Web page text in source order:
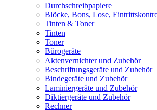
Durchschreibpapiere
Blöcke, Bons, Lose,
Tinten & Toner
Tinten
Toner
Bürogeräte
Aktenvernichter und Zubehör
Beschriftungsgeräte und Zubehör
Bindegeräte und Zubehör
Laminiergeräte und Zubehör
Diktiergeräte und Zubehör
Rechner